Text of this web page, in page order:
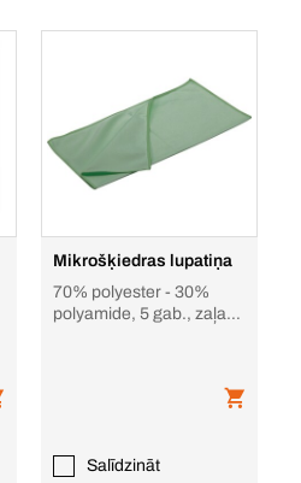
Mikrošķiedras lupatiņa
70% polyester - 30%
polyamide, 5 gab., zaļa,
Salīdzināt